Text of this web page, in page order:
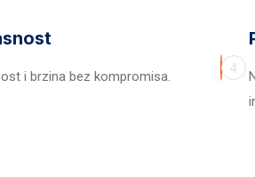
i brzina bez kompromisa. 4